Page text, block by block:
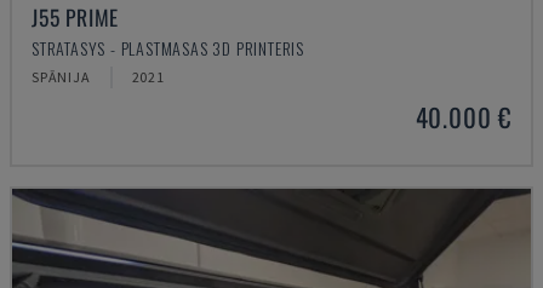
J55 PRIME
STRATASYS - PLASTMASAS 3D PRINTERIS
SPĀNIJA 2021
40.000 €